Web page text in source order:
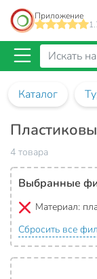
Приложение
Каталог
4 товара
Выбранные
Материал:
Сбросить все